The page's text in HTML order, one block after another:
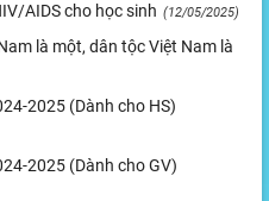
AIDS cho học sinh (12/05/2025)
là một, dân tộc Việt Nam là
2025 (Dành cho HS)
2025 (Dành cho GV)